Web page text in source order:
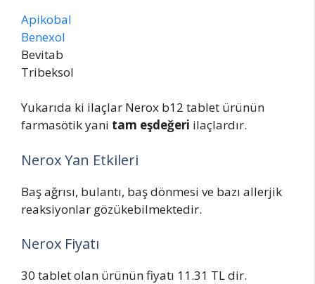
Apikobal
Benexol
Bevitab
Tribeksol
Yukarıda ki ilaçlar Nerox b12 tablet ürünün
farmasötik yani tam eşdeğeri ilaçlardır.
Nerox Yan Etkileri
Baş ağrısı, bulantı, baş dönmesi ve bazı allerjik
reaksiyonlar gözükebilmektedir.
Nerox Fiyatı
30 tablet olan ürünün fiyatı 11.31 TL dir.